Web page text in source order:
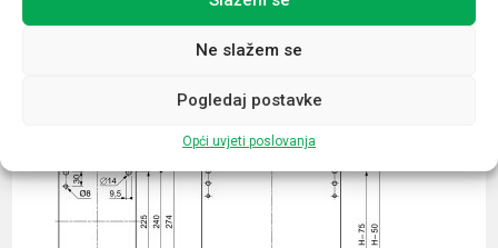
Ne slažem se
Pogledaj postavke
Opći uvjeti poslovanja